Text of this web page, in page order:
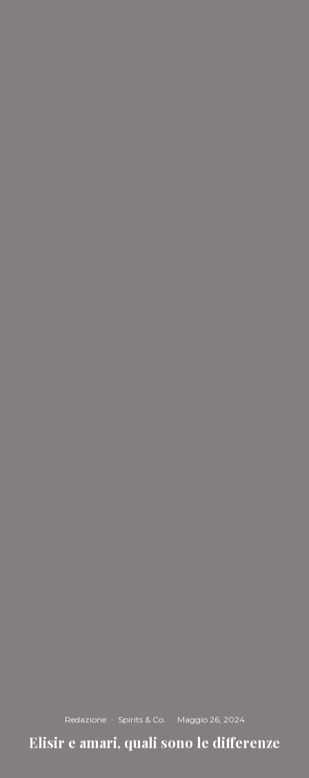
Redazione · Spirits & Co. · Maggio 26, 2024
Elisir e amari, quali sono le differenze